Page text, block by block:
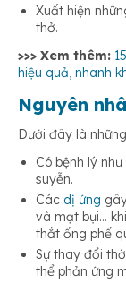
Xuất hiện
thở.
>>> Xem thêm:
hiệu quả, nhanh
Nguyên
Dưới đây là
Có bệnh lý
suyễn.
Các dị ứng
và mạt bụi…
thắt ống phế
Sự thay đổi
thể phản ứng